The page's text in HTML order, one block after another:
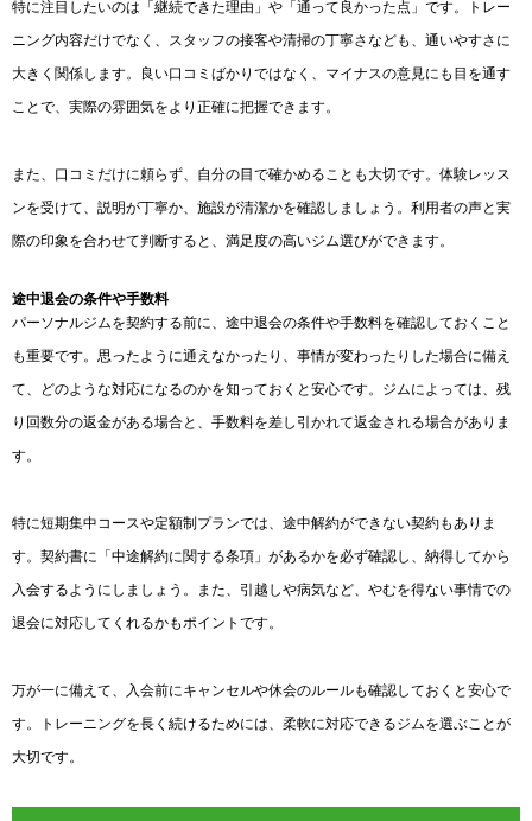
特に注目したいのは「継続できた理由」や「通って良かった点」です。トレー
ニング内容だけでなく、スタッフの接客や清掃の丁寧さなども、通いやすさに
大きく関係します。良い口コミばかりではなく、マイナスの意見にも目を通す
ことで、実際の雰囲気をより正確に把握できます。
また、口コミだけに頼らず、自分の目で確かめることも大切です。体験レッス
ンを受けて、説明が丁寧か、施設が清潔かを確認しましょう。利用者の声と実
際の印象を合わせて判断すると、満足度の高いジム選びができます。
途中退会の条件や手数料
パーソナルジムを契約する前に、途中退会の条件や手数料を確認しておくこと
も重要です。思ったように通えなかったり、事情が変わったりした場合に備え
て、どのような対応になるのかを知っておくと安心です。ジムによっては、残
り回数分の返金がある場合と、手数料を差し引かれて返金される場合がありま
す。
特に短期集中コースや定額制プランでは、途中解約ができない契約もありま
す。契約書に「中途解約に関する条項」があるかを必ず確認し、納得してから
入会するようにしましょう。また、引越しや病気など、やむを得ない事情での
退会に対応してくれるかもポイントです。
万が一に備えて、入会前にキャンセルや休会のルールも確認しておくと安心で
す。トレーニングを長く続けるためには、柔軟に対応できるジムを選ぶことが
大切です。